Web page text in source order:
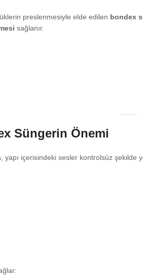
preslenmesiyle elde edilen bondex
sağlanır.
Süngerin Önemi
içerisindeki sesler kontrolsüz şekilde